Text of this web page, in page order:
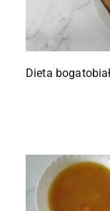
Dieta